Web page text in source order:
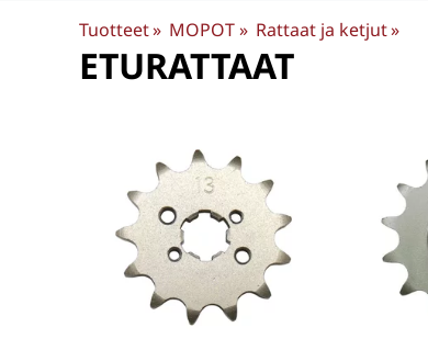
Tuotteet‪» MOPOT‪» Rattaat ja ketjut‪»
ETURATTAAT